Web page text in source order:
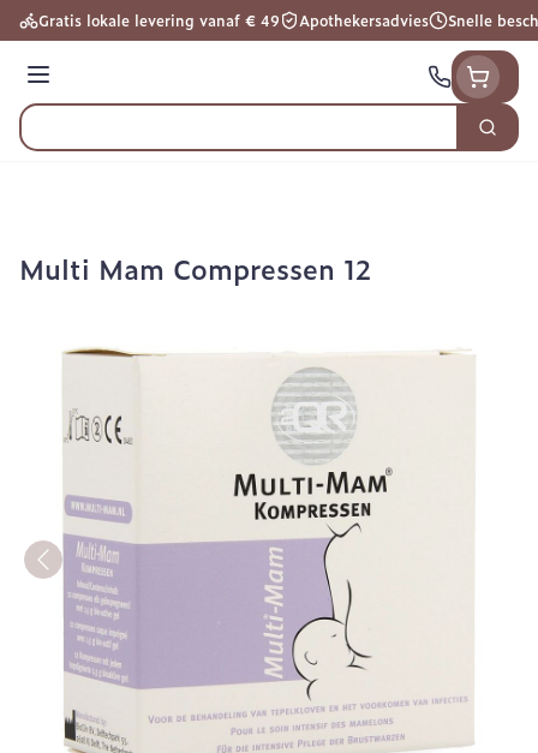
Ga naar de inhoud
Gratis lokale levering vanaf € 49 Apothekersadvies Snelle
Menu
Product, merk, categorie...
Zoek
Multi Mam Compressen 12